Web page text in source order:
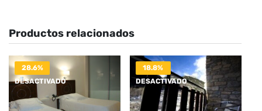
Productos relacionados
28.6%
DESACTIVADO
18.8%
DESACTIVADO